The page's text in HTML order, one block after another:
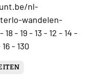
nl-
wandelen-
- 19 - 13 - 12 - 14 -
- 130